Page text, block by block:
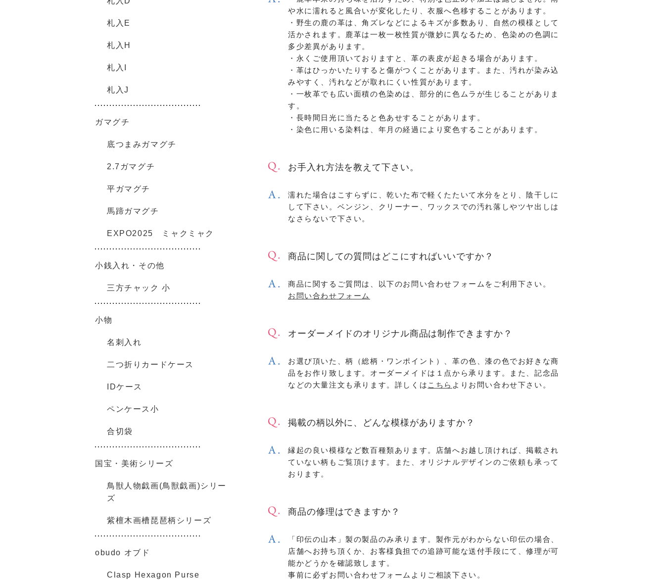
や水に濡れると風合いが変化したり、衣服へ色移することがあります。
・野生の鹿の革は、角ズレなどによるキズが多数あり、自然の模様として
活かされます。鹿革は一枚一枚性質が微妙に異なるため、色染めの色調に
多少差異があります。
・永くご使用頂いておりますと、革の表皮が起きる場合があります。
・革はひっかいたりすると傷がつくことがあります。また、汚れが染み込
みやすく、汚れなどが取れにくい性質があります。
・一枚革でも広い面積の色染めは、部分的に色ムラが生じることがありま
す。
・長時間日光に当たると色あせすることがあります。
・染色に用いる染料は、年月の経過により変色することがあります。
お手入れ方法を教えて下さい。
濡れた場合はこすらずに、乾いた布で軽くたたいて水分をとり、陰干しに
して下さい。ベンジン、クリーナー、ワックスでの汚れ落しやツヤ出しは
なさらないで下さい。
商品に関しての質問はどこにすればいいですか？
商品に関するご質問は、以下のお問い合わせフォームをご利用下さい。
お問い合わせフォーム
オーダーメイドのオリジナル商品は制作できますか？
お選び頂いた、柄（総柄・ワンポイント）、革の色、漆の色でお好きな商
品をお作り致します。オーダーメイドは１点から承ります。また、記念品
などの大量注文も承ります。詳しくは こちら よりお問い合わせ下さい。
掲載の柄以外に、どんな模様がありますか？
縁起の良い模様など数百種類あります。店舗へお越し頂ければ、掲載され
ていない柄もご覧頂けます。また、オリジナルデザインのご依頼も承って
おります。
商品の修理はできますか？
「印伝の山本」製の製品のみ承ります。製作元がわからない印伝の場合、
店舗へお持ち頂くか、お客様負担での追跡可能な送付手段にて、修理が可
能かどうかを確認致します。
事前に必ずお問い合わせフォームよりご相談下さい。
札入E
札入H
札入I
札入J
ガマグチ
底つまみガマグチ
2.7ガマグチ
平ガマグチ
馬蹄ガマグチ
EXPO2025 ミャクミャク
小銭入れ・その他
三方チャック 小
小物
名刺入れ
二つ折りカードケース
IDケース
ペンケース小
合切袋
国宝・美術シリーズ
鳥獣人物戯画(鳥獣戯画)シリー
ズ
紫檀木画槽琵琶柄シリーズ
obudo オブド
Clasp Hexagon Purse